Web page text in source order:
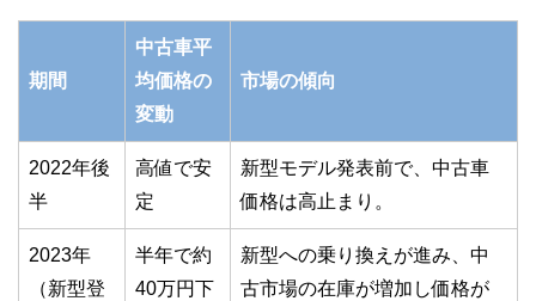
期間
中古車平
均価格の
変動
市場の傾向
2022年後
半
高値で安
定
新型モデル発表前で、中古車
価格は高止まり。
2023年
（新型登
半年で約
40万円下
新型への乗り換えが進み、中
古市場の在庫が増加し価格が